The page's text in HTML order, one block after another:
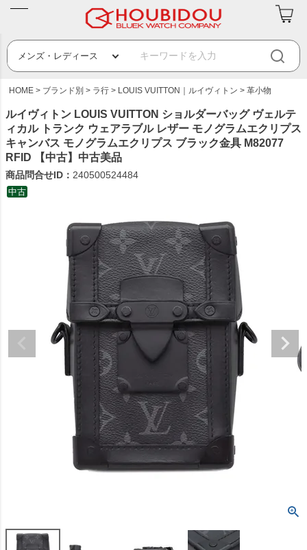
HOME ブランド別 ラ行 LOUIS VUITTON｜ルイヴィトン 革小物
ルイヴィトン LOUIS VUITTON ショルダーバッグ ヴェルテ
ィカル トランク ウェアラブル レザー モノグラムエクリプス
キャンバス モノグラムエクリプス ブラック金具 M82077
RFID 【中古】中古美品
商品問合せID： 240500524484
中古